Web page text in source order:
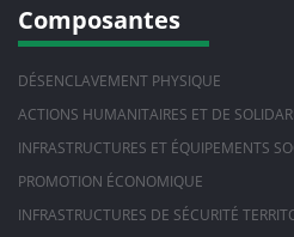
Composantes
DÉSENCLAVEMENT PHYSIQUE
ACTIONS HUMANITAIRES ET DE
INFRASTRUCTURES ET ÉQUIPEMENTS
PROMOTION ÉCONOMIQUE
INFRASTRUCTURES DE SÉCURITÉ